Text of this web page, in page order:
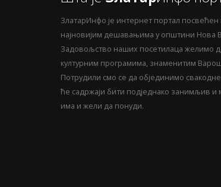
ЗлатарИнфо је интернет портал
најновијим дешавањима у општини Нова
Задовољство наших посетилаца желимо
културним програмима, знаменитим
Потрудили смо се да објединимо
ће садржаји бити подједнако занимљив и
има и жели да понуди.